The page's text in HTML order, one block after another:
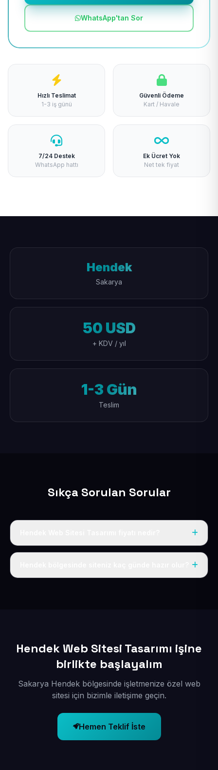
WhatsApp'tan Sor
Hızlı Teslimat
1-3 iş günü
Güvenli Ödeme
Kart / Havale
7/24 Destek
WhatsApp hattı
Ek Ücret Yok
Net tek fiyat
Hendek
Sakarya
50 USD
+ KDV / yıl
1-3 Gün
Teslim
Sıkça Sorulan Sorular
Tek fiyat uygulanır: yıllık 50 USD + KDV. Bu bedele alan
Hendek Web Sitesi Tasarımı işine
birlikte başlayalım
Sakarya Hendek bölgesinde işletmenize özel web
sitesi için bizimle iletişime geçin.
Hemen Teklif İste